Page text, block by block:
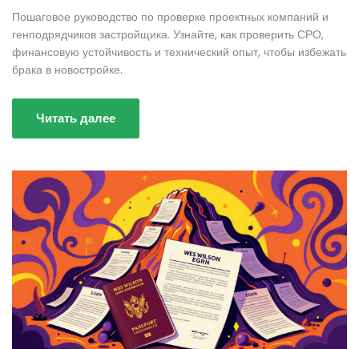
Пошаговое руководство по проверке проектных компаний и
генподрядчиков застройщика. Узнайте, как проверить СРО,
финансовую устойчивость и технический опыт, чтобы избежать
брака в новостройке.
Читать далее